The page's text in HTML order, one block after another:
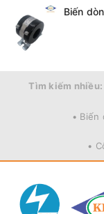
Biến
Tìm kiếm nhiều:
• Biến
•